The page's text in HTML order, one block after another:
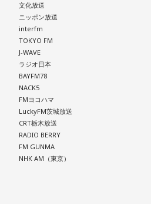
文化放送
ニッポン放送
interfm
TOKYO FM
J-WAVE
ラジオ日本
BAYFM78
NACK5
FMヨコハマ
LuckyFM茨城放送
CRT栃木放送
RADIO BERRY
FM GUNMA
NHK AM（東京）